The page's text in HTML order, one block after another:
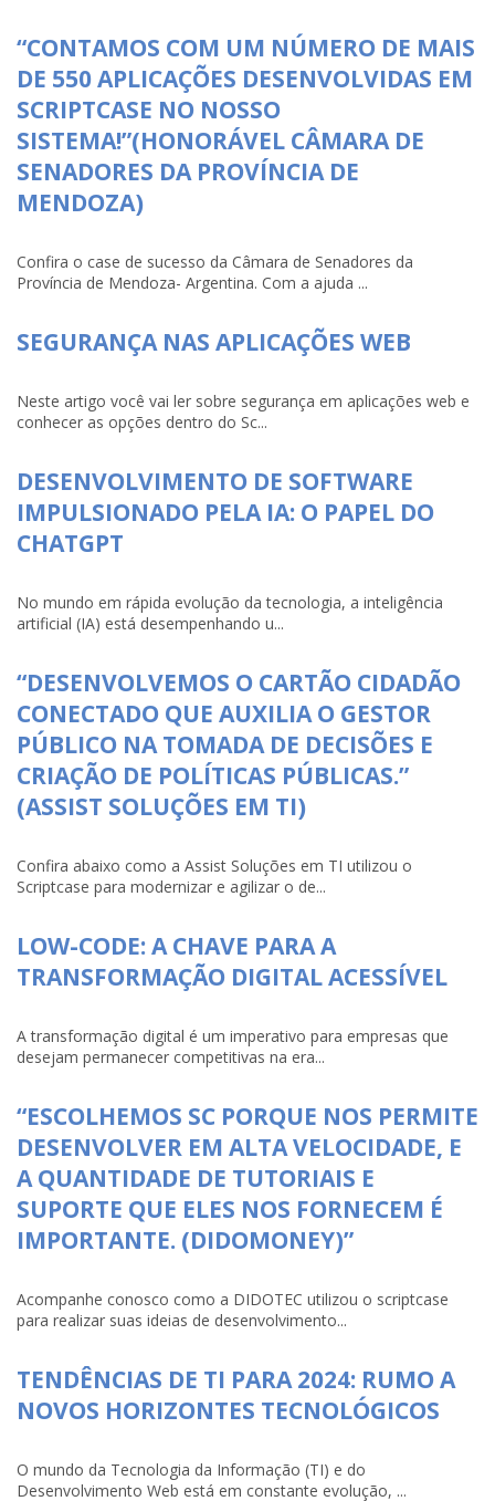
“CONTAMOS COM UM NÚMERO DE MAIS
DE 550 APLICAÇÕES DESENVOLVIDAS EM
SCRIPTCASE NO NOSSO
SISTEMA!”(HONORÁVEL CÂMARA DE
SENADORES DA PROVÍNCIA DE
MENDOZA)
Confira o case de sucesso da Câmara de Senadores da
Província de Mendoza- Argentina. Com a ajuda ...
SEGURANÇA NAS APLICAÇÕES WEB
Neste artigo você vai ler sobre segurança em aplicações web e
conhecer as opções dentro do Sc...
DESENVOLVIMENTO DE SOFTWARE
IMPULSIONADO PELA IA: O PAPEL DO
CHATGPT
No mundo em rápida evolução da tecnologia, a inteligência
artificial (IA) está desempenhando u...
“DESENVOLVEMOS O CARTÃO CIDADÃO
CONECTADO QUE AUXILIA O GESTOR
PÚBLICO NA TOMADA DE DECISÕES E
CRIAÇÃO DE POLÍTICAS PÚBLICAS.”
(ASSIST SOLUÇÕES EM TI)
Confira abaixo como a Assist Soluções em TI utilizou o
Scriptcase para modernizar e agilizar o de...
LOW-CODE: A CHAVE PARA A
TRANSFORMAÇÃO DIGITAL ACESSÍVEL
A transformação digital é um imperativo para empresas que
desejam permanecer competitivas na era...
“ESCOLHEMOS SC PORQUE NOS PERMITE
DESENVOLVER EM ALTA VELOCIDADE, E
A QUANTIDADE DE TUTORIAIS E
SUPORTE QUE ELES NOS FORNECEM É
IMPORTANTE. (DIDOMONEY)”
Acompanhe conosco como a DIDOTEC utilizou o scriptcase
para realizar suas ideias de desenvolvimento...
TENDÊNCIAS DE TI PARA 2024: RUMO A
NOVOS HORIZONTES TECNOLÓGICOS
O mundo da Tecnologia da Informação (TI) e do
Desenvolvimento Web está em constante evolução, ...